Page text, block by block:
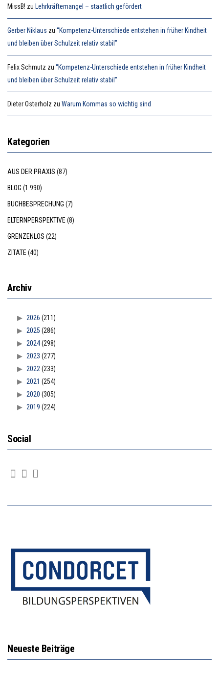
MissB! zu Lehrkräftemangel – staatlich gefördert
Gerber Niklaus zu “Kompetenz-Unterschiede entstehen in früher Kindheit
und bleiben über Schulzeit relativ stabil”
Felix Schmutz zu “Kompetenz-Unterschiede entstehen in früher Kindheit
und bleiben über Schulzeit relativ stabil”
Dieter Osterholz zu Warum Kommas so wichtig sind
Kategorien
AUS DER PRAXIS (87)
BLOG (1.990)
BUCHBESPRECHUNG (7)
ELTERNPERSPEKTIVE (8)
GRENZENLOS (22)
ZITATE (40)
Archiv
2026 (211)
2025 (286)
2024(298)
2023 (277)
2022 (233)
2021 (254)
2020 (305)
2019 (224)
Social
Neueste Beiträge